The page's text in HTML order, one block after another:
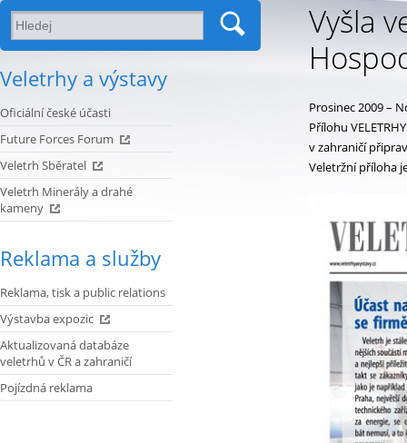
Veletrhy a výstavy
Oficiální české účasti
Future Forces Forum
Veletrh Sběratel
Veletrh Minerály a drahé
kameny
Reklama a služby
Reklama, tisk a public relations
Výstavba expozic
Aktualizovaná databáze
veletrhů v ČR a zahraničí
Pojízdná reklama
Vyšla
Prosinec 2009 –
Přílohu
v zahraničí
Veletržní příloha